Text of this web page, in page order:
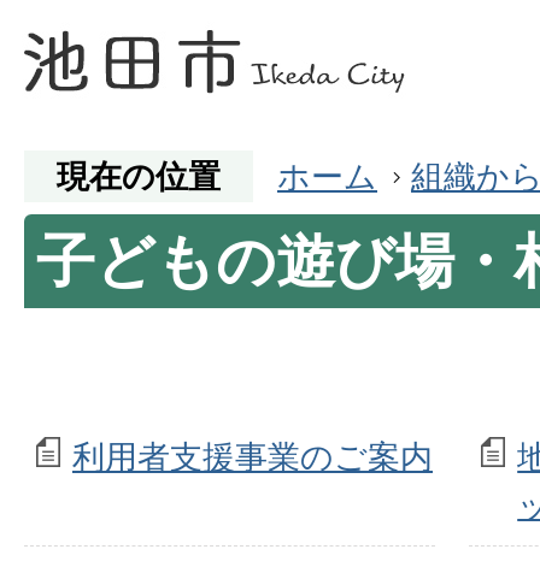
現在の位置 ホーム 組織か
子どもの遊び場・
利用者支援事業のご案内